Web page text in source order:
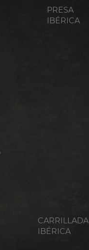
PRESA
IBÉRICA
CARRILLADA
IBÉRICA